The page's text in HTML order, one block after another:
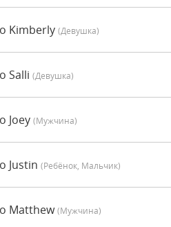
Kimberly (девушка)
Salli (девушка)
Joey (мужчина)
Justin (Ребёнок, Мальчик)
Matthew(мужчина)